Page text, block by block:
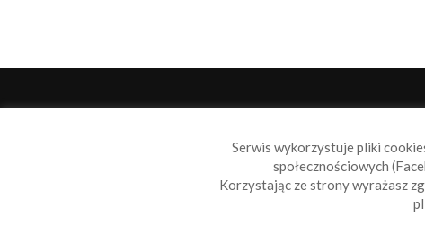
nie tylko.
Serwis wykorzystuje pliki
społecznościowych
Korzystając ze strony wyrażasz